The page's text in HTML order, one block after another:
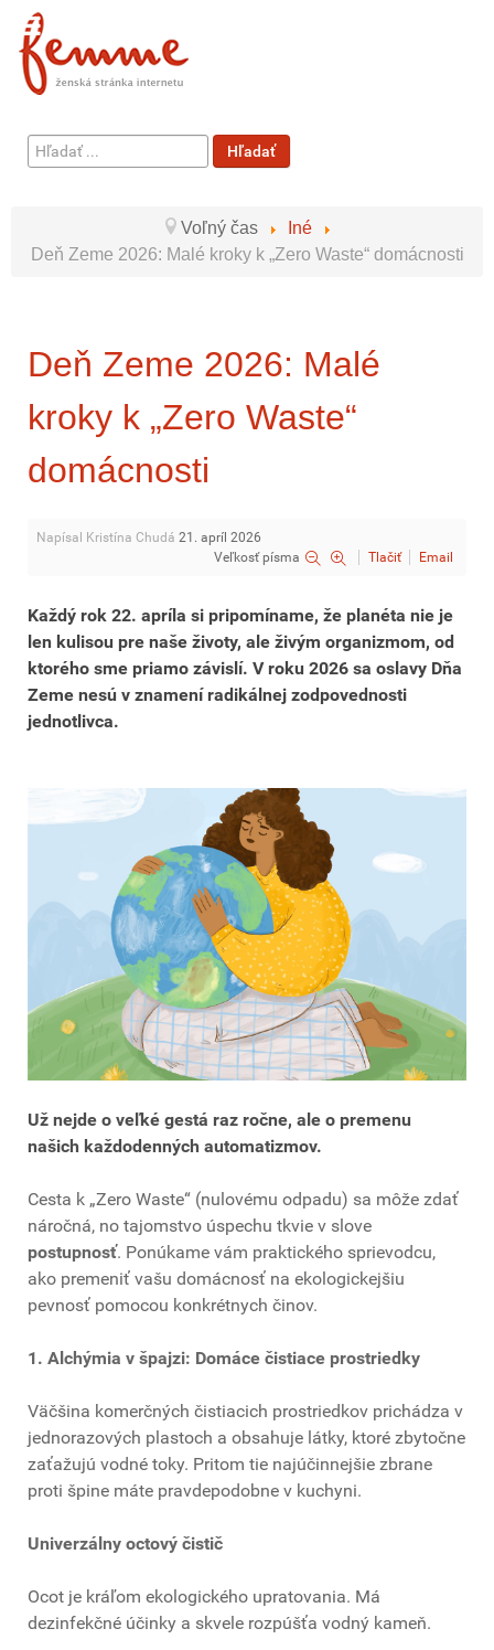
Hľadať
...
Hľadať
Voľný čas
Iné
Deň Zeme 2026: Malé kroky k „Zero Waste“ domácnosti
Deň Zeme 2026: Malé
kroky k „Zero Waste“
domácnosti
Napísal Kristína Chudá 21. apríl 2026
Veľkosť písma
Tlačiť Email
Každý rok 22. apríla si pripomíname, že planéta nie je
len kulisou pre naše životy, ale živým organizmom, od
ktorého sme priamo závislí. V roku 2026 sa oslavy Dňa
Zeme nesú v znameníradikálnej zodpovednosti
jednotlivca.
Už nejde o veľké gestá raz ročne, ale o premenu
našich každodenných automatizmov.
Cesta k „Zero Waste“ (nulovému odpadu) sa môže zdať
náročná, no tajomstvo úspechu tkvie v slove
postupnosť. Ponúkame vám praktického sprievodcu,
ako premeniť vašu domácnosť na ekologickejšiu
pevnosť pomocou konkrétnych činov.
1. Alchýmia v špajzi: Domáce čistiace prostriedky
Väčšina komerčných čistiacich prostriedkov prichádza v
jednorazových plastoch a obsahuje látky, ktoré zbytočne
zaťažujú vodné toky. Pritom tie najúčinnejšie zbrane
proti špine máte pravdepodobne v kuchyni.
Univerzálny octový čistič
Ocot je kráľom ekologického upratovania. Má
dezinfekčné účinky a skvele rozpúšťa vodný kameň.